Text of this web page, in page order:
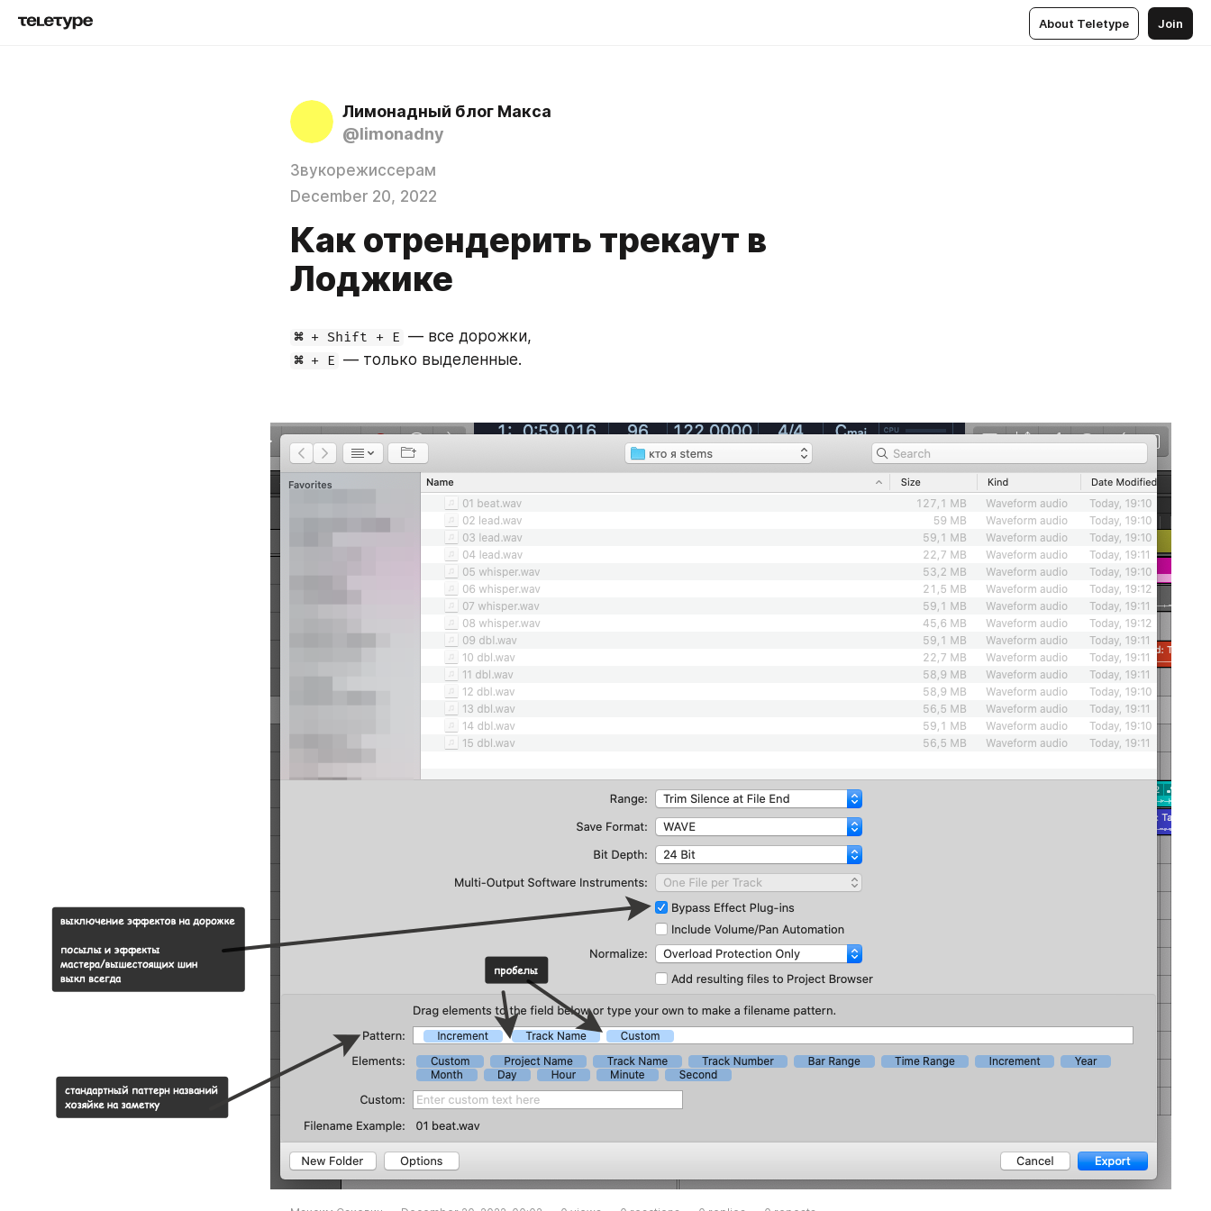
About Teletype Join
Лимонадный блог Макса
@limonadny
Звукорежиссерам
December 20, 2022
Как отрендерить трекаут в
Лоджике
⌘ + Shift + E — все дорожки,
⌘ + E — только выделенные.